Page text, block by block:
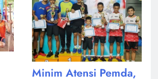
Minim Atensi Pemda,